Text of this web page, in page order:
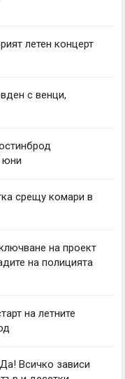
летен концерт
с венци,
юни
срещу комари в
на проект
на полицията
на летните
Всичко зависи